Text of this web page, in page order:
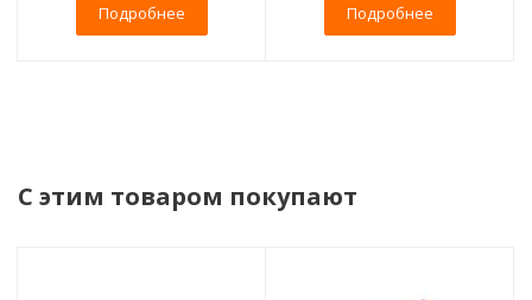
Подробнее Подробнее
С этим товаром покупают